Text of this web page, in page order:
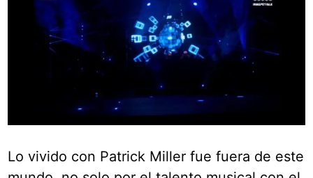
Lo vivido con Patrick Miller fue fuera de este